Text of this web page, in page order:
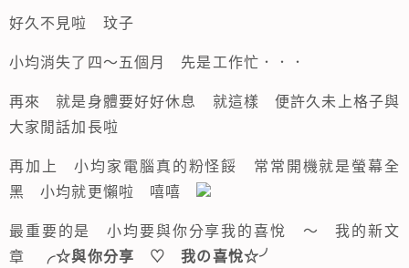
好久不見啦 玟子
小均消失了四～五個月 先是工作忙．．．
再來 就是身體要好好休息 就這樣 便許久未上格子與
大家閒話加長啦
再加上 小均家電腦真的粉怪餒 常常開機就是螢幕全
黑 小均就更懶啦 嘻嘻
最重要的是 小均要與你分享我的喜悅 ～ 我的新文
章
╭☆與你分享 ♡ 我の喜悅☆╯